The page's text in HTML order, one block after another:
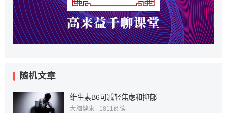
随机文章
维生素B6可减轻焦虑和抑郁
大脑健康· 1811阅读